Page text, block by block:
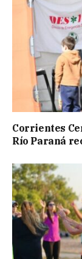
Corrientes
Río Paraná